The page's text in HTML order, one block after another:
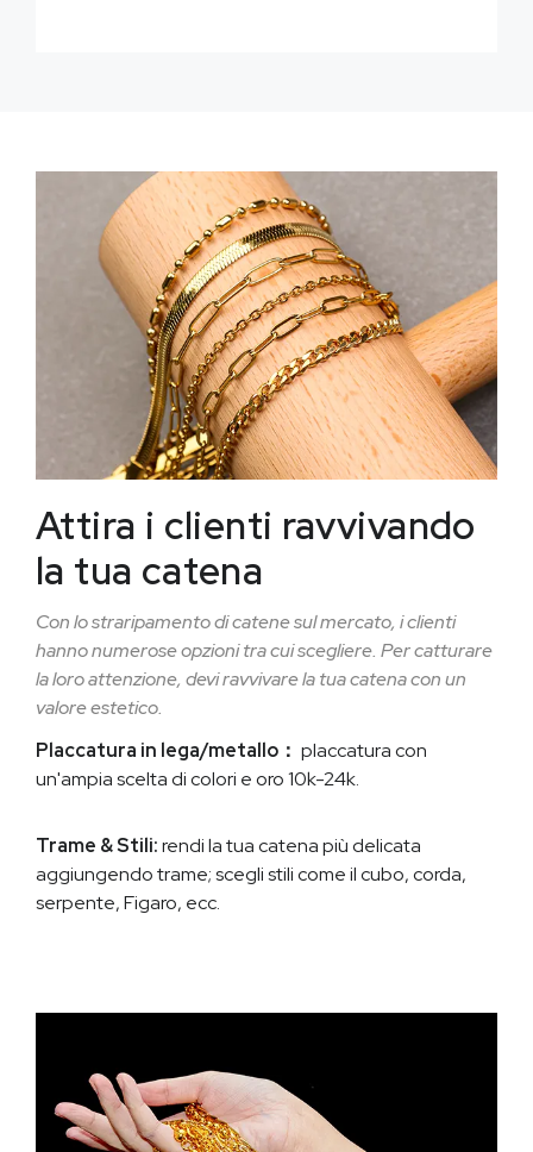
Attira i clienti ravvivando
la tua catena
Con lo straripamento di catene sul mercato, i clienti
hanno numerose opzioni tra cui scegliere. Per catturare
la loro attenzione, devi ravvivare la tua catena con un
valore estetico.
Placcatura in lega/metallo： placcatura con
un'ampia scelta di colori e oro 10k-24k.
Trame & Stili:rendi la tua catena più delicata
aggiungendo trame; scegli stili come il cubo, corda,
serpente, Figaro, ecc.